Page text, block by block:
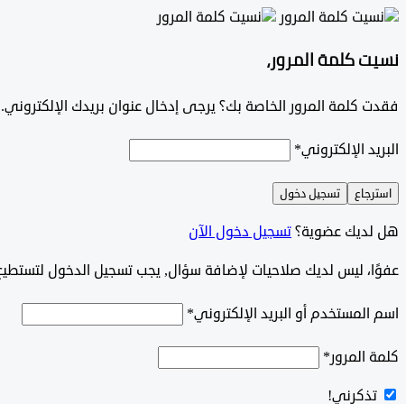
نسيت كلمة المرور،
فقدت كلمة المرور الخاصة بك؟ يرجى إدخال عنوان بريدك
البريد الإلكتروني*
استرجاع تسجيل دخول
هل لديك عضوية؟تسجيل دخول الآن
‫‫‫عفوًا، ليس لديك صلاحيات لإضافة سؤال, يجب تسجيل الدخول
اسم المستخدم أو البريد الإلكتروني*
كلمة المرور*
تذكرني!